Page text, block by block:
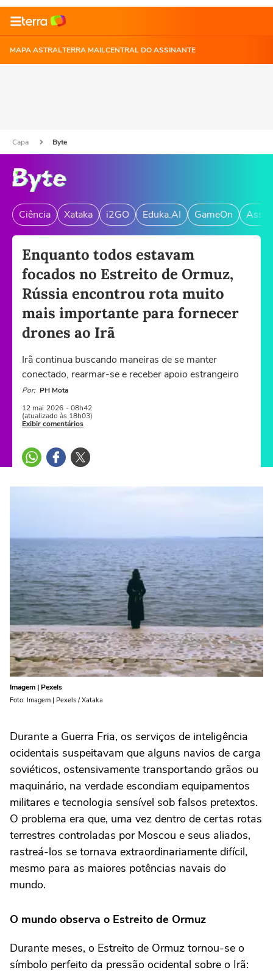
MAPA ASTRALTERRA MAILCENTRAL DO ASSINANTE
Capa Byte
Ciência Xataka i2GO Eduka.AI GameOn
Enquanto todos estavam
focados no Estreito de Ormuz,
Rússia encontrou rota muito
mais importante para fornecer
drones ao Irã
Irã continua buscando maneiras de se manter
conectado, rearmar-se e receber apoio estrangeiro
Por: PH Mota
12 mai 2026 - 08h42
(atualizado às 18h03)
Exibir comentários
Imagem | Pexels
Foto: Imagem | Pexels / Xataka
Durante a Guerra Fria, os serviços de inteligência
ocidentais suspeitavam que alguns navios de carga
soviéticos, ostensivamente transportando grãos ou
maquinário, na verdade escondiam equipamentos
militares e tecnologia sensível sob falsos pretextos.
O problema era que, uma vez dentro de certas rotas
terrestres controladas por Moscou e seus aliados,
rastreá-los se tornava extraordinariamente difícil,
mesmo para as maiores potências navais do
mundo.
O mundo observa o Estreito de Ormuz
Durante meses, o Estreito de Ormuz tornou-se o
símbolo perfeito da pressão ocidental sobre o Irã: